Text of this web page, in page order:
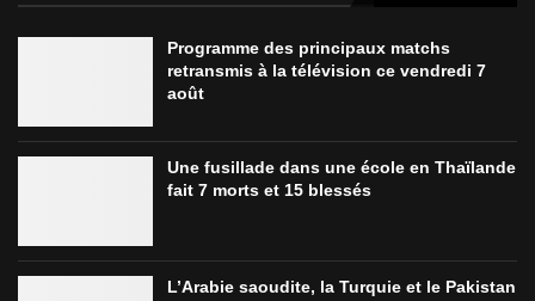
Programme des principaux matchs
retransmis à la télévision ce vendredi 7
août
Une fusillade dans une école en Thaïlande
fait 7 morts et 15 blessés
L’Arabie saoudite, la Turquie et le Pakistan